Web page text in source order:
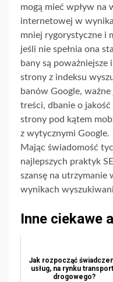
mogą mieć wpływ na
internetowej w
mniej rygorystyczne i
jeśli nie spełnia ona
bany są poważniejsze
strony z indeksu
banów Google,
treści, dbanie o
strony pod kątem
z wytycznymi Google.
Mając świadomość
najlepszych praktyk
szansę na
wynikach
Inne ciekawe
Jak rozpocząć
usług, na rynku
drogowego?